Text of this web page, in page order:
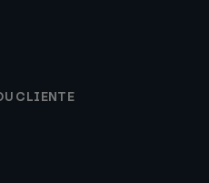
CLIENTE